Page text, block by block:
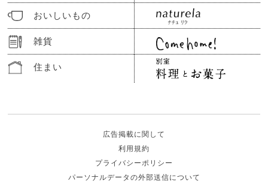
おいしいもの
雑貨
住まい
広告掲載に関して
利用規約
プライバシーポリシー
パーソナルデータの外部送信について